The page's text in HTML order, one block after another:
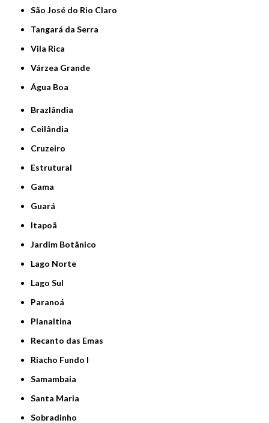
São José do Rio Claro
Tangará da Serra
Vila Rica
Várzea Grande
Água Boa
Brazlândia
Ceilândia
Cruzeiro
Estrutural
Gama
Guará
Itapoã
Jardim Botânico
Lago Norte
Lago Sul
Paranoá
Planaltina
Recanto das Emas
Riacho Fundo I
Samambaia
Santa Maria
Sobradinho